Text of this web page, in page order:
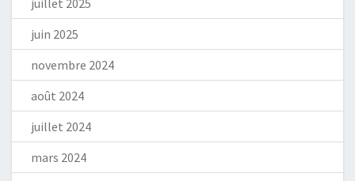
juillet 2025
juin 2025
novembre 2024
août 2024
juillet 2024
mars 2024